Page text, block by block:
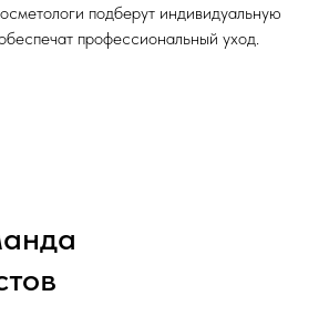
подберут индивидуальную
профессиональный уход.